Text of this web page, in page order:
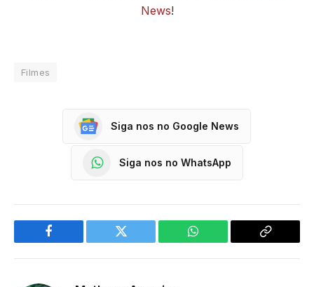
News!
Filmes
Siga nos no Google News
Siga nos no WhatsApp
Facebook Twitter WhatsApp
Copy